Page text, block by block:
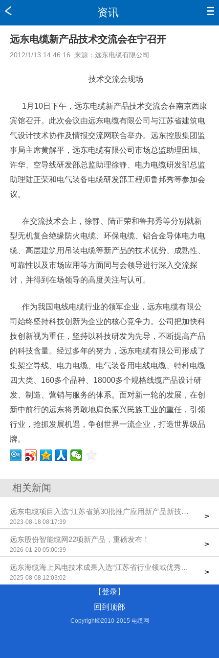
资讯
远东电缆新产品技术交流会在宁召开
2012/1/13 14:46:16 来源： 远东电缆有限公司
技术交流会现场
1月10日下午，远东电缆新产品技术交流会在南京西康
宾馆召开。此次会议由远东电缆有限公司与江苏省建筑电
气设计技术协作及情报交流网联合举办。远东控股集团监
事局主席黄解平，远东电缆有限公司市场总监助理田旭、
许华、空导线研发部总监助理徐静、电力电缆研发部总监
助理陆正荣和电气装备电缆研发部工程师鲁邦秀等参加会
议。
在交流技术会上，徐静、陆正荣和鲁邦秀等分别就新
型无机复合绝缘防火电缆、环保电缆、铝合金导体电力电
缆、高层建筑用吊装电缆等新产品的技术优势、成熟性、
可靠性以及市场应用等方面同与会领导进行深入交流探
讨，并得到在场领导的高度关注与认可。
作为我国电线电缆行业的领军企业，远东电缆有限公
司始终坚持科技创新为企业的核心竞争力。公司把加快科
技创新视为重任，坚持以科技研发为先导，不断提高产品
的科技含量。经过多年的努力，远东电缆有限公司形成了
集架空导线、电力电缆、电气装备用电线电缆、特种电缆
四大类、160多个品种、18000多个规格线缆产品设计研
发、制造、营销与服务的体系。面对新一轮的发展，在创
新中前行的远东将勇敢地肩负振兴民族工业的重任，引领
行业，抢抓发展机遇，争创世界一流企业，打造世界级品
牌。
相关新闻
远东电缆项目入选“江苏省第30批推广应用新产品新技术”目录
2023-08-18 08:17:39
>
远东股份智能缆网22项新产品，重磅发布！
2026-01-20 05:00:39
>
远东海缆海上风电技术成果入选“江苏省行业领域优秀科技进展”
2025-08-08 12:03:02
>
【登录】
回到顶部
Copyright©2010-2015 电缆网